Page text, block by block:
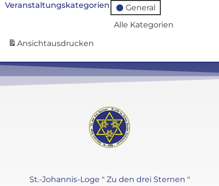
Veranstaltungskategorien
General
Alle Kategorien
Ansichtausdrucken
St.-Johannis-Loge " Zu den drei Sternen "